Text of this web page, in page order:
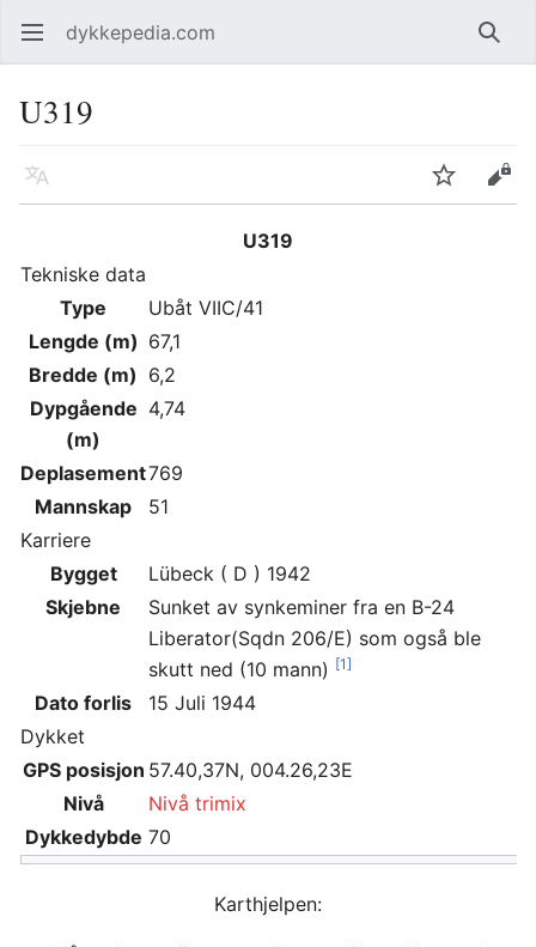
Åpne hovedmenyen dykkepedia.com Søk
U319
Språk Overvåk Rediger
U319
Tekniske data
Type
Ubåt VIIC/41
Lengde (m) 67,1
Bredde (m) 6,2
Dypgående
(m)
4,74
Deplasement769
Mannskap
51
Karriere
Bygget
Lübeck ( D ) 1942
Skjebne
Sunket av synkeminer fra en B-24
Liberator(Sqdn 206/E) som også ble
skutt ned (10 mann) [1]
Dato forlis
15 Juli 1944
Dykket
GPS posisjon 57.40,37N, 004.26,23E
Nivå
Nivå trimix
Dykkedybde 70
Karthjelpen: